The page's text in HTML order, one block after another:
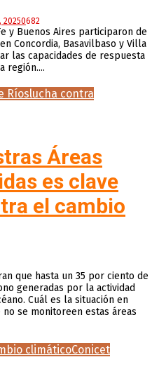
20250682
y Buenos Aires participaron de
Concordia, Basavilbaso y Villa
las capacidades de respuesta
región....
Ríoslucha contra
Áreas
es clave
el cambio
que hasta un 35 por ciento de
generadas por la actividad
Cuál es la situación en
se monitoreen estas áreas
climáticoConicet